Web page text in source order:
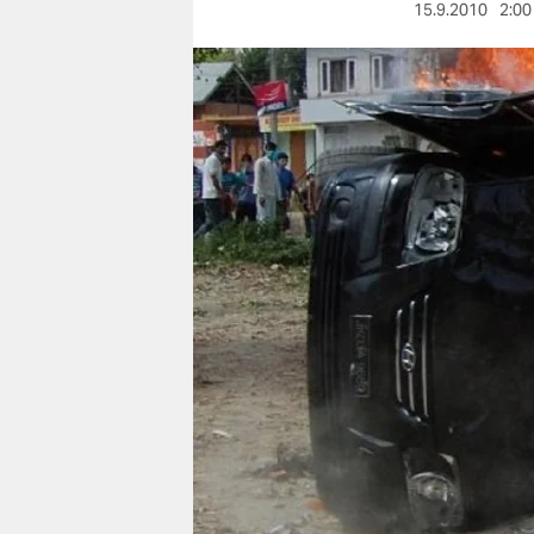
nord
wahrheit
verlag
verlag
veranstaltungen
shop
fragen & hilfe
unterstützen
abo
genossenschaft
15.9.2010